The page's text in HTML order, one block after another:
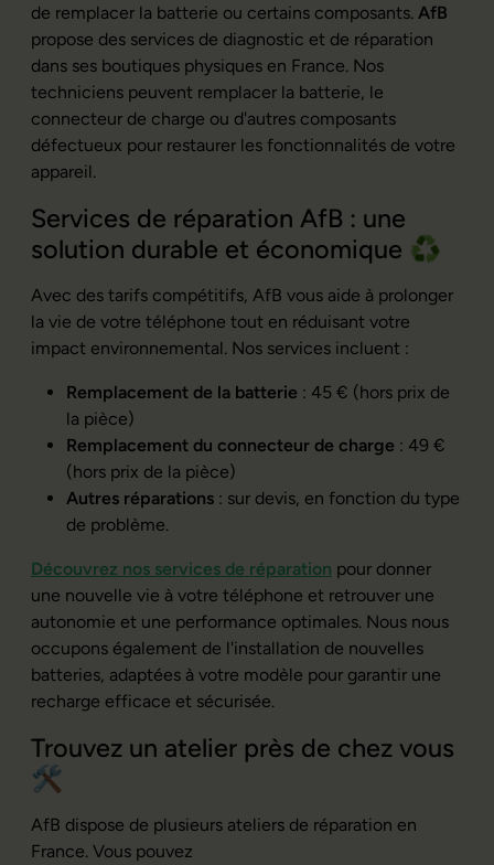
de remplacer la batterie ou certains composants. AfB
propose des services de diagnostic et de réparation
dans ses boutiques physiques en France. Nos
techniciens peuvent remplacer la batterie, le
connecteur de charge ou d'autres composants
défectueux pour restaurer les fonctionnalités de votre
appareil.
Services de réparation AfB : une
solution durable et économique ♻️
Avec des tarifs compétitifs, AfB vous aide à prolonger
la vie de votre téléphone tout en réduisant votre
impact environnemental. Nos services incluent :
Remplacement de la batterie : 45 € (hors prix de
la pièce)
Remplacement du connecteur de charge : 49 €
(hors prix de la pièce)
Autres réparations : sur devis, en fonction du type
de problème.
Découvrez nos services de réparation pour donner
une nouvelle vie à votre téléphone et retrouver une
autonomie et une performance optimales. Nous nous
occupons également de l'installation de nouvelles
batteries, adaptées à votre modèle pour garantir une
recharge efficace et sécurisée.
Trouvez un atelier près de chez vous
🛠️
AfB dispose de plusieurs ateliers de réparation en
France. Vous pouvez